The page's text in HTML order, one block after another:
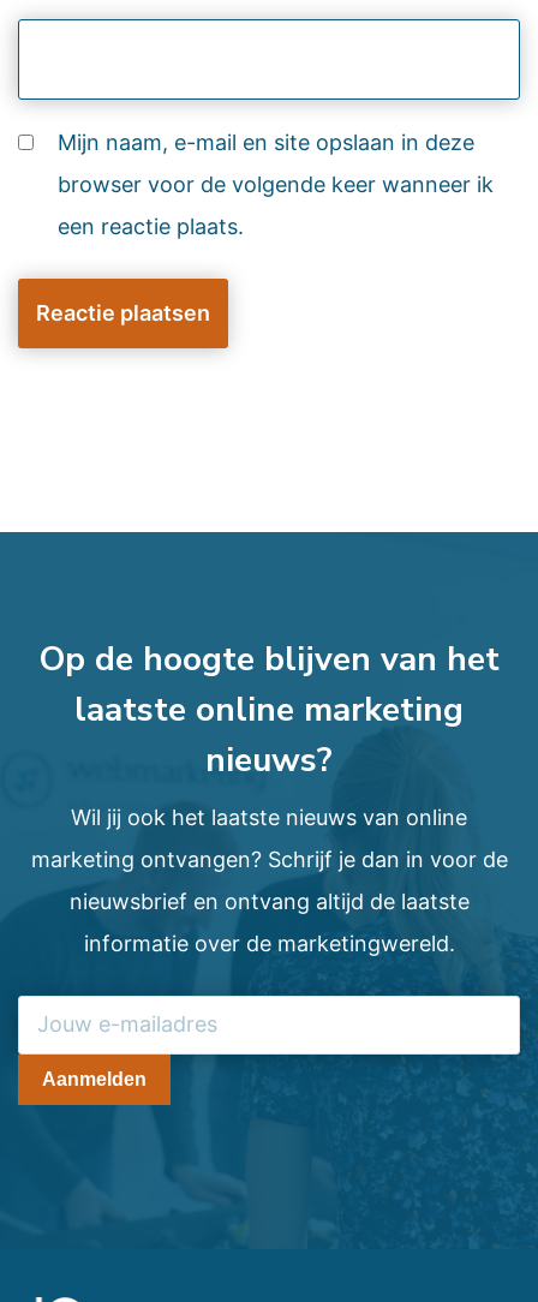
Mijn naam, e-mail en site opslaan in deze
browser voor de volgende keer wanneer ik
een reactie plaats.
Op de hoogte blijven van het
laatste online marketing
nieuws?
Wil jij ook het laatste nieuws van online
marketing ontvangen? Schrijf je dan in voor de
nieuwsbrief en ontvang altijd de laatste
informatie over de marketingwereld.
Aanmelden